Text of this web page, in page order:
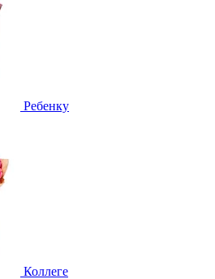
Ребенку
Коллеге